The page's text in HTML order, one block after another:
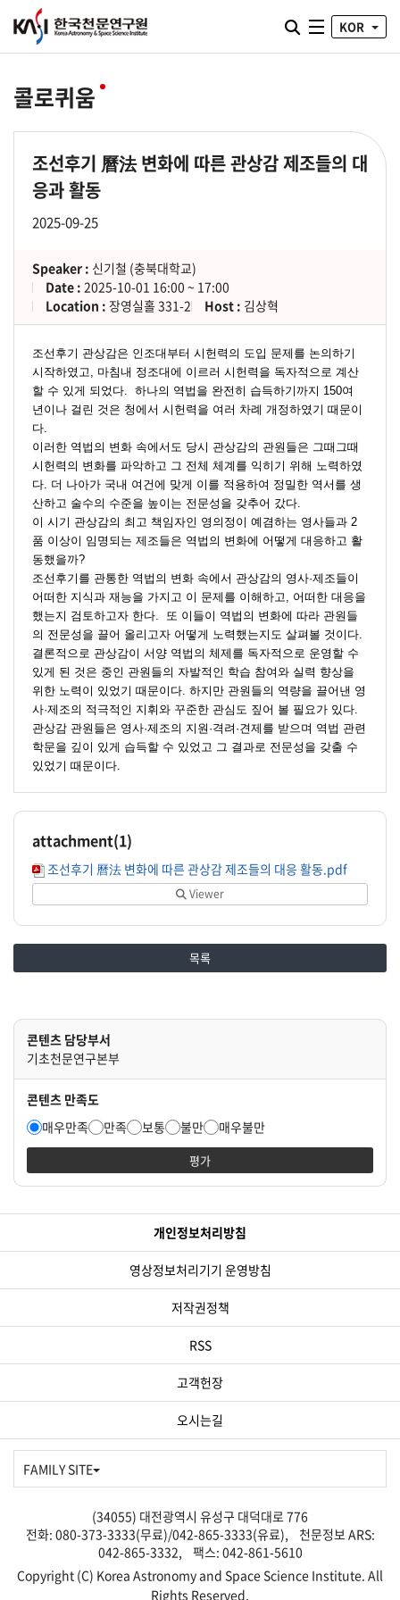
통합검색 열기
전체메뉴
KOR
콜로퀴움
조선후기 曆法 변화에 따른 관상감 제조들의 대
응과 활동
2025-09-25
Speaker : 신기철 (충북대학교)
Date : 2025-10-01 16:00 ~ 17:00
Location : 장영실홀 331-2 Host : 김상혁
조선후기 관상감은 인조대부터 시헌력의 도입 문제를 논의하기
시작하였고, 마침내 정조대에 이르러 시헌력을 독자적으로 계산
할 수 있게 되었다.  하나의 역법을 완전히 습득하기까지 150여
년이나 걸린 것은 청에서 시헌력을 여러 차례 개정하였기 때문이
다.
이러한 역법의 변화 속에서도 당시 관상감의 관원들은 그때그때
시헌력의 변화를 파악하고 그 전체 체계를 익히기 위해 노력하였
다. 더 나아가 국내 여건에 맞게 이를 적용하여 정밀한 역서를 생
산하고 술수의 수준을 높이는 전문성을 갖추어 갔다.
이 시기 관상감의 최고 책임자인 영의정이 예겸하는 영사들과 2
품 이상이 임명되는 제조들은 역법의 변화에 어떻게 대응하고 활
동했을까?
조선후기를 관통한 역법의 변화 속에서 관상감의 영사·제조들이
어떠한 지식과 재능을 가지고 이 문제를 이해하고, 어떠한 대응을
했는지 검토하고자 한다.  또 이들이 역법의 변화에 따라 관원들
의 전문성을 끌어 올리고자 어떻게 노력했는지도 살펴볼 것이다.
결론적으로 관상감이 서양 역법의 체제를 독자적으로 운영할 수
있게 된 것은 중인 관원들의 자발적인 학습 참여와 실력 향상을
위한 노력이 있었기 때문이다. 하지만 관원들의 역량을 끌어낸 영
사·제조의 적극적인 지휘와 꾸준한 관심도 짚어 볼 필요가 있다.
관상감 관원들은 영사·제조의 지원·격려·견제를 받으며 역법 관련
학문을 깊이 있게 습득할 수 있었고 그 결과로 전문성을 갖출 수
있었기 때문이다.
attachment(1)
조선후기 曆法 변화에 따른 관상감 제조들의 대응 활동.pdf
Viewer
목록
콘텐츠 담당부서
기초천문연구본부
콘텐츠 만족도
매우만족
만족 보통 불만 매우불만
평가
개인정보처리방침
영상정보처리기기 운영방침
저작권정책
RSS
고객헌장
오시는길
FAMILY SITE
(34055) 대전광역시 유성구 대덕대로 776
전화: 080-373-3333(무료)/042-865-3333(유료), 천문정보 ARS:
042-865-3332, 팩스: 042-861-5610
Copyright (C) Korea Astronomy and Space Science Institute. All
Rights Reserved.